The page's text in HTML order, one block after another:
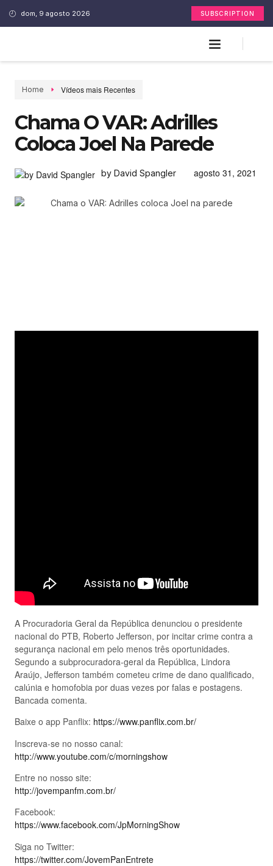
dom, 9 agosto 2026 SUBSCRIPTION
Home Vídeos mais Recentes
Chama O VAR: Adrilles
Coloca Joel Na Parede
by David Spangler agosto 31, 2021
A Procuradoria Geral da República denunciou o presidente
nacional do PTB, Roberto Jefferson, por incitar crime contra a
segurança nacional em pelo menos três oportunidades.
Segundo a subprocuradora-geral da República, Lindora
Araújo, Jefferson também cometeu crime de dano qualificado,
calúnia e homofobia por duas vezes por falas e postagens.
Bancada comenta.
Baixe o app Panflix: https://www.panflix.com.br/
Inscreva-se no nosso canal:
http://www.youtube.com/c/morningshow
Entre no nosso site:
http://jovempanfm.com.br/
Facebook:
https://www.facebook.com/JpMorningShow
Siga no Twitter:
https://twitter.com/JovemPanEntrete